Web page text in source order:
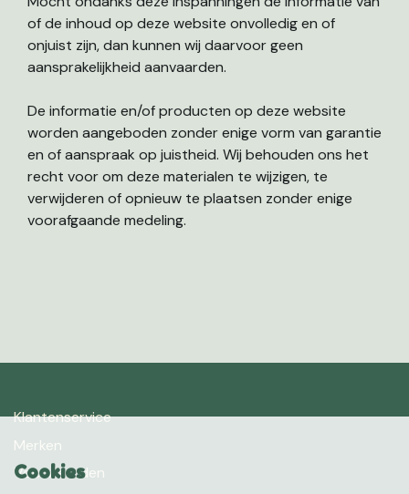
of de inhoud op deze website onvolledig en of
onjuist zijn, dan kunnen wij daarvoor geen
aansprakelijkheid aanvaarden.
De informatie en/of producten op deze website
worden aangeboden zonder enige vorm van garantie
en of aanspraak op juistheid. Wij behouden ons het
recht voor om deze materialen te wijzigen, te
verwijderen of opnieuw te plaatsen zonder enige
voorafgaande medeling.
Klantenservice
Merken
Voorwaarden
Cookies